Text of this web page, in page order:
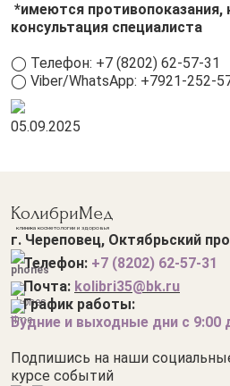
*имеются противопоказания,
консультация специалиста
◯ Телефон: +7 (8202) 62-57-31
◯ Viber/WhatsApp: +7921-252-
05.09.2025
КолибриМед
клиника косметологии и здоровья
г. Череповец, Октябрьский
Телефон: +7 (8202) 62-57-31
Почта: kolibri35@bk.ru
График работы:
Будние и выходные дни с 9:00
Подпишись на наши
курсе событий